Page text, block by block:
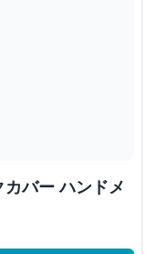
バー ハンドメ